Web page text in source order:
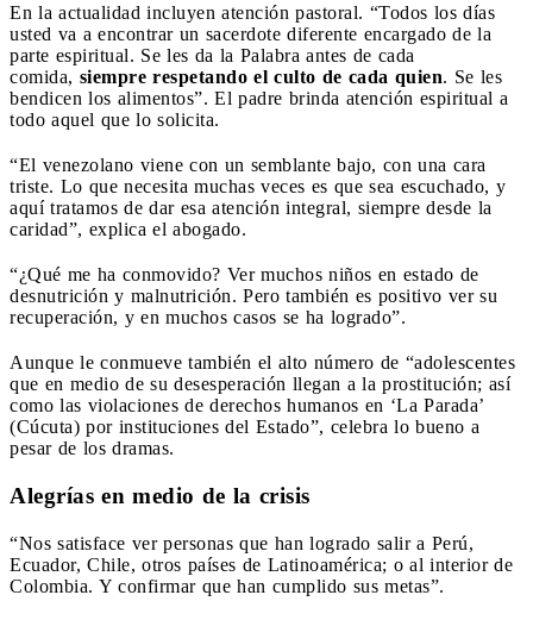
En la actualidad incluyen atención pastoral. “Todos los días
usted va a encontrar un sacerdote diferente encargado de la
parte espiritual. Se les da la Palabra antes de cada
comida, siempre respetando el culto de cada quien. Se les
bendicen los alimentos”. El padre brinda atención espiritual a
todo aquel que lo solicita.
“El venezolano viene con un semblante bajo, con una cara
triste. Lo que necesita muchas veces es que sea escuchado, y
aquí tratamos de dar esa atención integral, siempre desde la
caridad”, explica el abogado.
“¿Qué me ha conmovido? Ver muchos niños en estado de
desnutrición y malnutrición. Pero también es positivo ver su
recuperación, y en muchos casos se ha logrado”.
Aunque le conmueve también el alto número de “adolescentes
que en medio de su desesperación llegan a la prostitución; así
como las violaciones de derechos humanos en ‘La Parada’
(Cúcuta) por instituciones del Estado”, celebra lo bueno a
pesar de los dramas.
Alegrías en medio de la crisis
“Nos satisface ver personas que han logrado salir a Perú,
Ecuador, Chile, otros países de Latinoamérica; o al interior de
Colombia. Y confirmar que han cumplido sus metas”.